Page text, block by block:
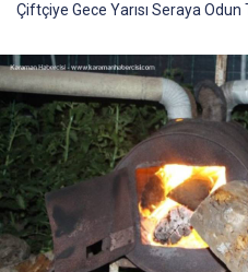
Çiftçiye Gece Yarısı Seraya Odun